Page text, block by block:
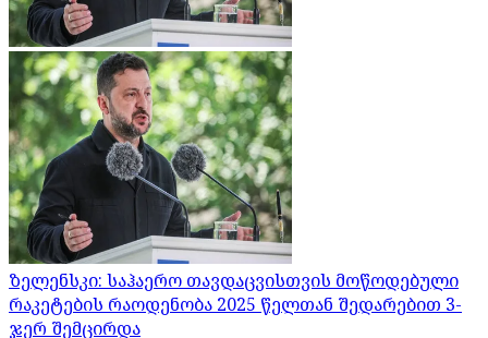
ზელენსკი: საჰაერო თავდაცვისთვის მოწოდებული
რაკეტების რაოდენობა 2025 წელთან შედარებით 3-
ჯერ შემცირდა